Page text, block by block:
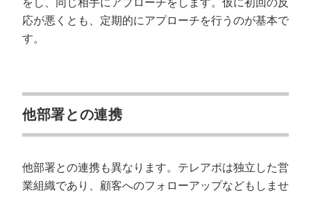
をし、同じ相手にアプローチをします。仮に初回の反
応が悪くとも、定期的にアプローチを行うのが基本で
す。
他部署との連携
他部署との連携も異なります。テレアポは独立した営
業組織であり、顧客へのフォローアップなどもしませ